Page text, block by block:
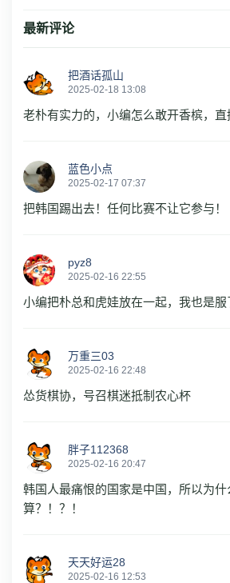
最新评论
把酒话孤山
2025-02-18 13:08
老朴有实力的，小编怎么敢开香槟，直
蓝色小点
2025-02-17 07:37
把韩国踢出去！任何比赛不让它参与！
pyz8
2025-02-16 22:55
小编把朴总和虎娃放在一起，我也是服
万重三03
2025-02-16 22:48
怂货棋协，号召棋迷抵制农心杯
胖子112368
2025-02-16 20:47
韩国人最痛恨的国家是中国，所以为
算？！？！
天天好运28
2025-02-16 12:53